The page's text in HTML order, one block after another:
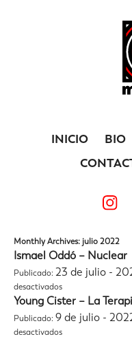
INICIO BIO
Monthly Archives: julio 2022
Ismael Oddó – Nuclear
Publicado: 23 de julio -
desactivadosen
Ismael
Oddó
–
Nuclear
Young Cister – La
Publicado: 9 de julio -
desactivadosen